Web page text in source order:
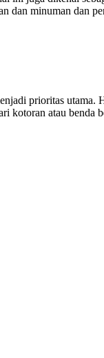
minuman dan
prioritas utama.
kotoran atau benda